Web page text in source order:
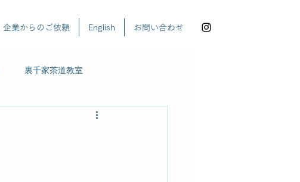
企業からのご依頼 English お問い合わせ
裏千家茶道教室